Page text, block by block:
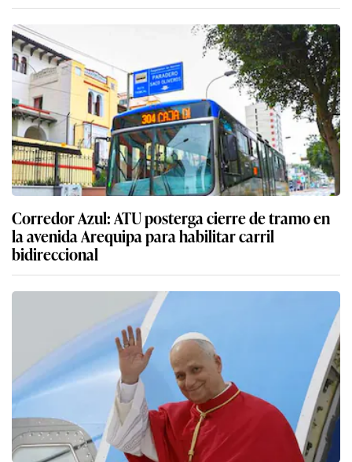
Corredor Azul: ATU posterga cierre de tramo en
la avenida Arequipa para habilitar carril
bidireccional